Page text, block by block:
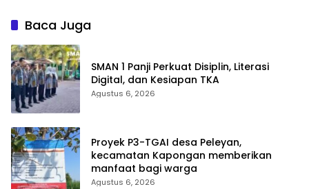
Baca Juga
SMAN 1 Panji Perkuat Disiplin, Literasi
Digital, dan Kesiapan TKA
Agustus 6, 2026
Proyek P3-TGAI desa Peleyan,
kecamatan Kapongan memberikan
manfaat bagi warga
Agustus 6, 2026